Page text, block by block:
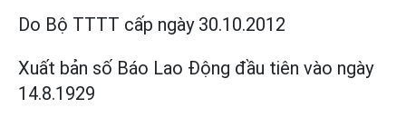
Do Bộ TTTT cấp ngày 30.10.2012
Xuất bản số Báo Lao Động đầu tiên vào ngày
14.8.1929